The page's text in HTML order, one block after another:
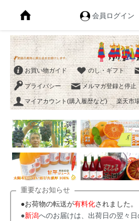
会員ログイン
お買い物ガイド のし・ギフト
プライバシー メルマガ登録と停止
マイアカウント(購入履歴など) 楽天市
重要なお知らせ
●お荷物の転送が有料化されました。
●新潟へのお届けは、出荷日の翌々